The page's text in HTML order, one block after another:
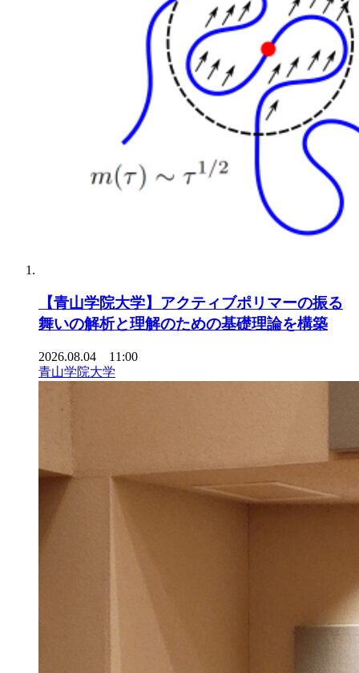
【青山学院大学】アクティブポリマーの振る
舞いの解析と理解のための基礎理論を構築
2026.08.04 11:00
青山学院大学